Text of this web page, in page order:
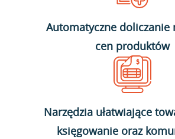
Automatyczne doliczanie
cen produktów
Narzędzia ułatwiające
księgowanie oraz